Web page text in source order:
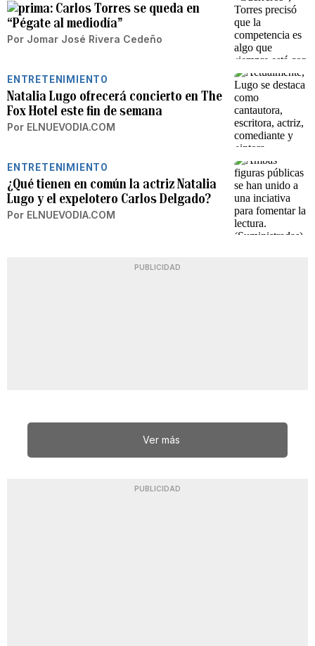
Carlos Torres se queda en
“Pégate al mediodía”
Por Jomar José Rivera Cedeño
ENTRETENIMIENTO
Natalia Lugo ofrecerá concierto en The
Fox Hotel este fin de semana
Por ELNUEVODIA.COM
ENTRETENIMIENTO
¿Qué tienen en común la actriz Natalia
Lugo y el expelotero Carlos Delgado?
Por ELNUEVODIA.COM
PUBLICIDAD
Ver más
PUBLICIDAD